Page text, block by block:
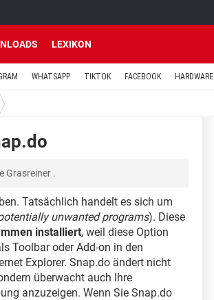
LEXIKON
WHATSAPP TIKTOK FACEBOOK HARDWARE
Grasreiner .
Tatsächlich handelt es sich um
unwanted programs). Diese
installiert, weil diese Option
Toolbar oder Add-on in den
Explorer. Snap.do ändert nicht
überwacht auch Ihre
anzuzeigen. Wenn Sie Snap.do